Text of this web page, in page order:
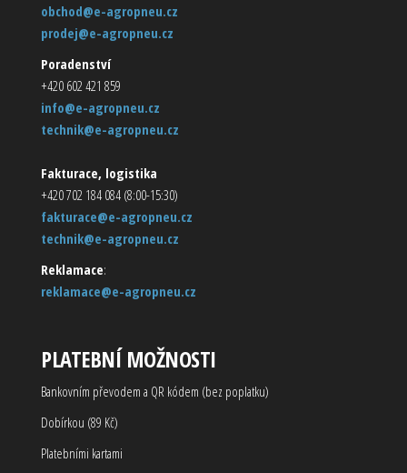
obchod@e-agropneu.cz
prodej@e-agropneu.cz
Poradenství
+420 602 421 859
info@e-agropneu.cz
technik@e-agropneu.cz
Fakturace, logistika
+420 702 184 084 (8:00-15:30)
fakturace@e-agropneu.cz
technik@e-agropneu.cz
Reklamace:
reklamace@e-agropneu.cz
PLATEBNÍ MOŽNOSTI
Bankovním převodem a QR kódem (bez poplatku)
Dobírkou (89 Kč)
Platebními kartami